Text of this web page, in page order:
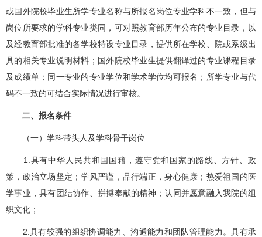
或国外院校毕业生所学专业名称与所报名岗位专业学科不一致，但与
岗位所要求的学科专业类同，可对照教育部历年公布的专业目录，以
及经教育部批准的各学校特设专业目录，提供所在学校、院或系级出
具的相关专业说明材料；国外院校毕业生提供翻译过的专业课程目录
及成绩单；同一专业的专业学位和学术学位均可报名；所学专业与代
码不一致的可结合实际情况进行审核。
二、报名条件
（一）学科带头人及学科骨干岗位
1.具有中华人民共和国国籍，遵守党和国家的路线、方针、政
策，政治立场坚定；学风严谨，品行端正，身心健康；热爱祖国的医
学事业，具有团结协作、拼搏奉献的精神；认同并愿意融入我院的组
织文化；
2.具有较强的组织协调能力、沟通能力和团队管理能力。具有承